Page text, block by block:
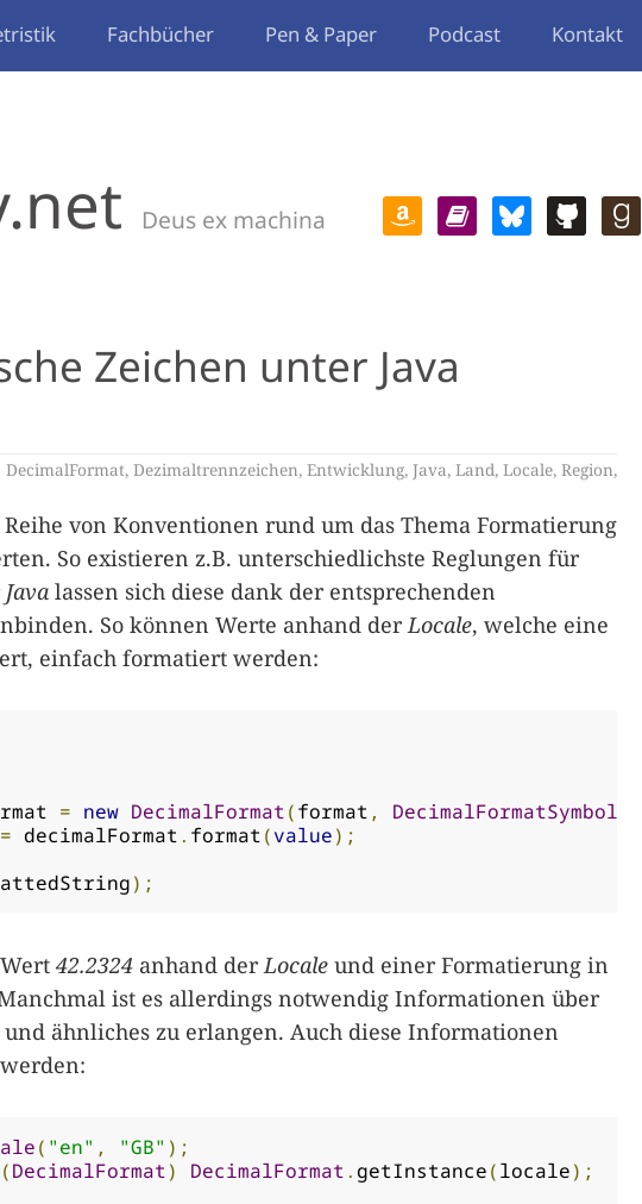
Fachbücher Pen & Paper Podcast Kontakt
Deus ex machina
Zeichen unter Java
DecimalFormat, Dezimaltrennzeichen, Entwicklung, Java, Land, Locale, Region,
von Konventionen rund um das Thema Formatierung
So existieren z.B. unterschiedlichste Reglungen für
Java lassen sich diese dank der entsprechenden
So können Werte anhand derLocale, welche eine
einfach formatiert werden:
= new DecimalFormat(format , DecimalFormatSymbols
= decimalFormat. format(value);
);
42.2324 anhand derLocale und einer Formatierung in
ist es allerdings notwendig Informationen über
ähnliches zu erlangen. Auch diese Informationen
( "en" , "GB" );
(DecimalFormat) DecimalFormat. getInstance(locale);